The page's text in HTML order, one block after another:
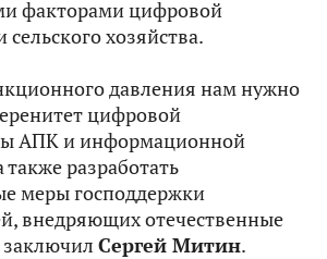
факторами цифровой
хозяйства.
давления нам нужно
цифровой
АПК и информационной
также разработать
меры господдержки
внедряющих отечественные
заключил Сергей Митин.